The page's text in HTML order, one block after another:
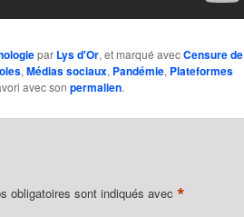
par Lys d'Or, et marqué avecCensure de
,Médias sociaux, Pandémie, Plateformes
avec son permalien.
obligatoires sont indiqués avec *